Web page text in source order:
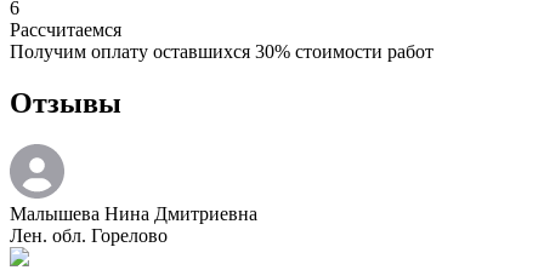
6
Рассчитаемся
Получим оплату оставшихся 30% стоимости работ
Отзывы
Малышева Нина Дмитриевна
Лен. обл. Горелово